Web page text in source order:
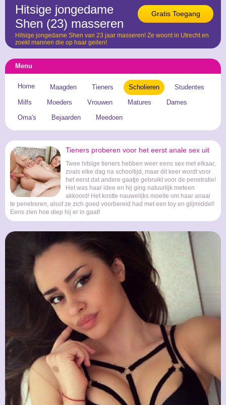
Gratis Toegang
Hitsige jongedame
Shen (23) masseren
Hitsige jongedame Shen van 23 jaar masseren! Ze woont in Utrecht en
zoekt mannen die op haar geilen!
Menu
Home Maagden Tieners Scholieren
Studentes
Milfs
Moeders Vrouwen Matures
Dames
Oma's
Bejaarden Meedoen
Tieners proberen voor het eerst anale sex uit
Twee hitsige tieners hebben weer eens sex met elkaar,
zoals elke dag na schooltijd, maar dit keer wordt voor
het eerst dat andere gaatje gebruikt voor de penetratie!
Het was haar idee en hij ging natuurlijk meteen
akkoord! Het kostte nauwelijks moeite om haar anaal
te penetreren, alsof ze zich goed voorbereid had met een toy en glijmiddel!
Eens zien hoe diep hij er in gaat!